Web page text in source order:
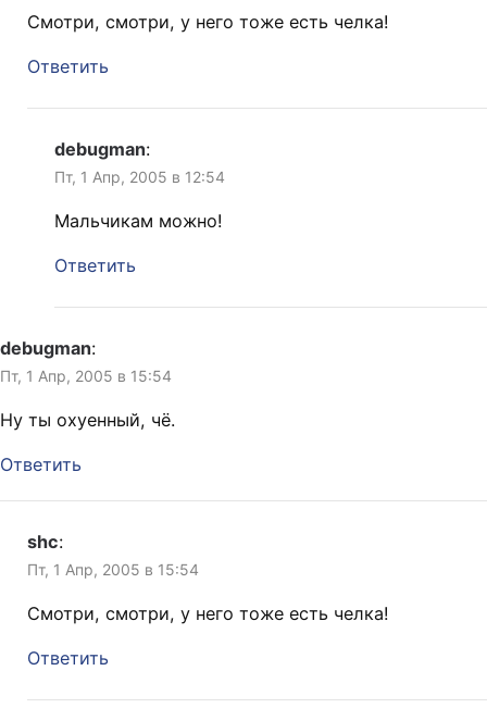
Смотри, смотри, у него тоже есть челка!
Ответить
debugman:
Пт, 1 Апр, 2005 в 12:54
Мальчикам можно!
Ответить
debugman:
Пт, 1 Апр, 2005 в 15:54
Ну ты охуенный, чё.
Ответить
shc:
Пт, 1 Апр, 2005 в 15:54
Смотри, смотри, у него тоже есть челка!
Ответить